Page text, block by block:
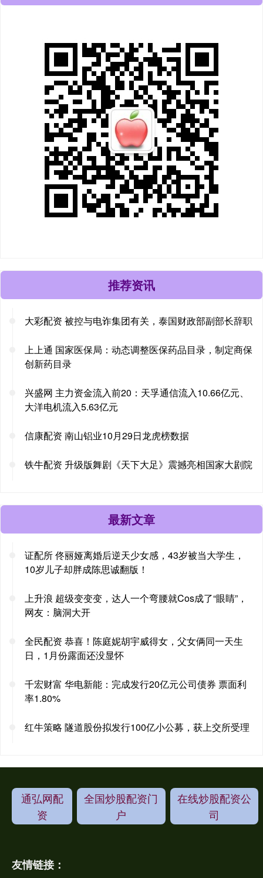
推荐资讯
大彩配资 被控与电诈集团有关，泰国财政部副部长辞职
上上通 国家医保局：动态调整医保药品目录，制定商保
创新药目录
兴盛网 主力资金流入前20：天孚通信流入10.66亿元、
大洋电机流入5.63亿元
信康配资 南山铝业10月29日龙虎榜数据
铁牛配资 升级版舞剧《天下大足》震撼亮相国家大剧院
最新文章
证配所 佟丽娅离婚后逆天少女感，43岁被当大学生，
10岁儿子却胖成陈思诚翻版！
上升浪 超级变变变，达人一个弯腰就Cos成了“眼睛”，
网友：脑洞大开
全民配资 恭喜！陈庭妮胡宇威得女，父女俩同一天生
日，1月份露面还没显怀
千宏财富 华电新能：完成发行20亿元公司债券 票面利
率1.80%
红牛策略 隧道股份拟发行100亿小公募，获上交所受理
通弘网配
资
全国炒股配资门
户
在线炒股配资公
司
友情链接：